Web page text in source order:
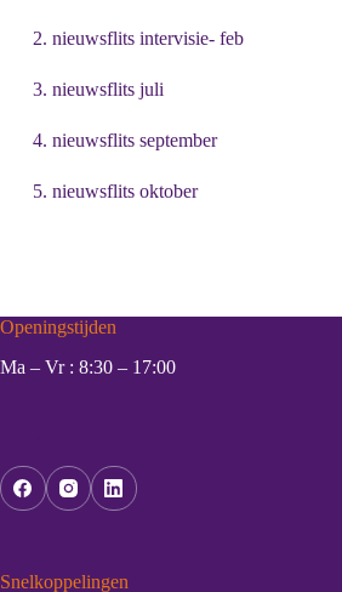
2. nieuwsflits intervisie- feb
3. nieuwsflits juli
4. nieuwsflits september
5. nieuwsflits oktober
Openingstijden
Ma – Vr : 8:30 – 17:00
Snelkoppelingen